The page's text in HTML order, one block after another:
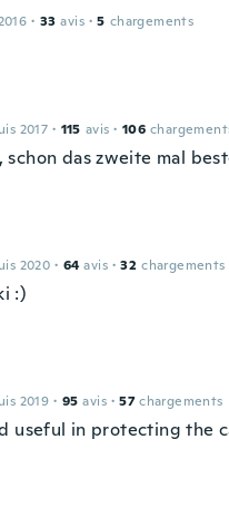
· 33 avis · 5 chargements
2017 · 115 avis · 106
schon das zweite mal
2020 · 64 avis · 32 chargements
:)
2019 · 95 avis · 57 chargements
useful in protecting the